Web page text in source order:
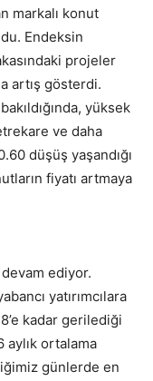
markalı konut
Endeksin
projeler
artış gösterdi.
yüksek
ve daha
düşüş yaşandığı
fiyatı artmaya
ediyor.
yatırımcılara
8’e kadar gerilediği
aylık ortalama
günlerde en